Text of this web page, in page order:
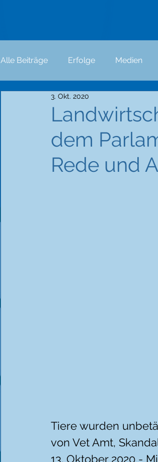
Alle Beiträge Erfolge Medien
dem
Rede und
3. Okt. 2020
Tiere wurden
von Vet Amt,
13. Oktober 2020 -